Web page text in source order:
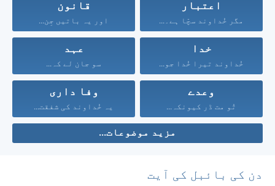
اعتبار
مگر خُداوند سچّا ہے۔...
قانون
اور یہ باتیں جِن...
خدا
خُداوند تیرا خُدا جو...
عہد
سو جان لے کہ...
وعدے
تُو مت ڈر کیونکہ...
وفا داری
یہ خُداوند کی شفقت...
مزید موضوعات...
دن کی بائبل کی آیت